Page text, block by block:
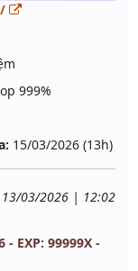
999%
15/03/2026 (13h)
13/03/2026 | 12:02
- EXP: 99999X -